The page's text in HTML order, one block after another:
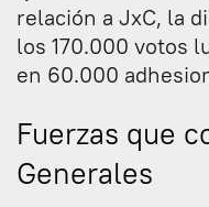
relación a JxC, la
los 170.000 votos
en 60.000
Fuerzas que
Generales